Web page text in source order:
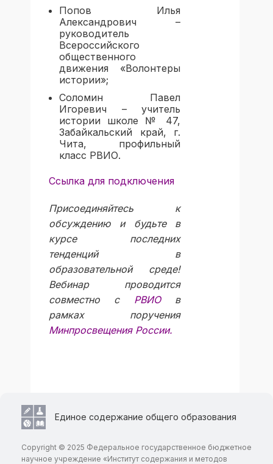
Попов Илья
Александрович –
руководитель
Всероссийского
общественного
движения «Волонтеры
истории»;
Соломин Павел
Игоревич – учитель
истории школе № 47,
Забайкальский край, г.
Чита, профильный
класс РВИО.
Ссылка для подключения
Присоединяйтесь к
обсуждению и будьте в
курсе последних
тенденций в
образовательной среде!
Вебинар проводится
совместно с РВИОв
рамках поручения
Минпросвещения России.
Единое содержание общего образования
Copyright © 2025 Федеральное государственное бюджетное
научное учреждение «Институт содержания и методов